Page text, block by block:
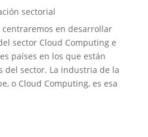
sectorial
centraremos en desarrollar
sector Cloud Computing e
países en los que están
del sector. La industria de la
o Cloud Computing, es esa